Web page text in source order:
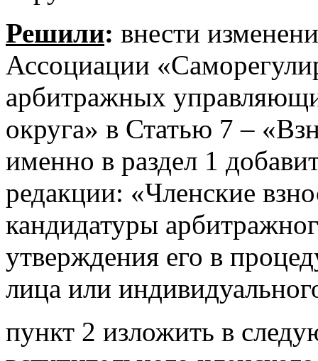
Решили: внести
Ассоциации
арбитражных
округа» в Статью 7 –
именно в раздел 1
редакции: «Членские
кандидатуры
утверждения его в
лица или
пункт 2 изложить в